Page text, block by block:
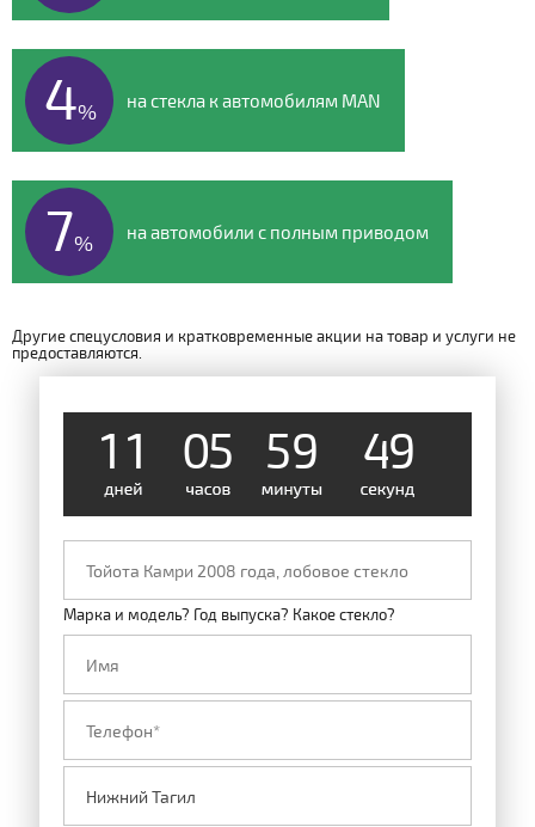
4% на стекла к автомобилям MAN
7% на автомобили с полным приводом
Другие спецусловия и кратковременные акции на товар и услуги не
предоставляются.
1 1 05 59 48
Марка и модель? Год выпуска? Какое стекло?